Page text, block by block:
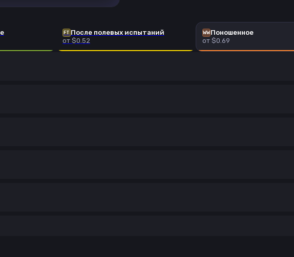
FT После полевых испытаний
от $0.52
WW Поношенное
от $0.69